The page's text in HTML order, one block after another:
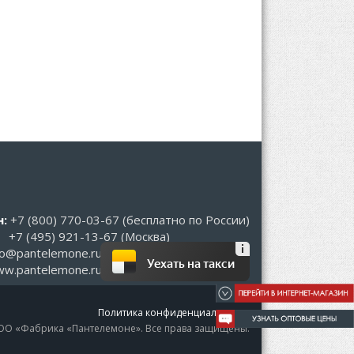
+7 (800) 770-03-67 (бесплатно по России)
+7 (495) 921-13-67 (Москва)
Уехать на такси
Политика конфиденциальности
«Фабрика «Пантелемоне». Все права защищены.